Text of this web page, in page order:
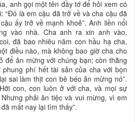
anh gọi một tên đầy tớ để hỏi xem có
“Ðó là em cậu đã trở về và cha cậu đã
ấy trở về mạnh khoẻ”. Anh liền nổi
vào nhà. Cha anh ra xin anh vào,
đã bao nhiêu năm con hầu hạ cha,
điều nào, mà không bao giờ cha cho
để ăn mừng với chúng bạn; còn thằng
phí hết tài sản của cha với bọn
sai làm thịt con bê béo ăn mừng nó”.
con, con luôn ở với cha, và mọi sự
phải ăn tiệc và vui mừng, vì em
mất nay lại tìm thấy”.